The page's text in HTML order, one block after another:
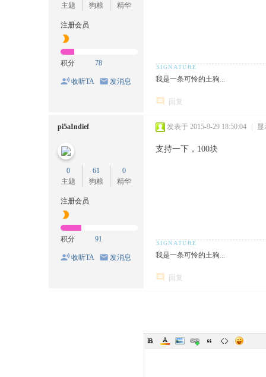
主题
狗粮
精华
注册会员
积分 78
收听TA 发消息 我是一条可怜的土狗...
回复
pi5aIndief
0
主题
61
狗粮
0
精华
注册会员
积分 91
收听TA 发消息
发表于 2015-9-29 18:50:04 | 显
支持一下，100块
我是一条可怜的土狗...
回复